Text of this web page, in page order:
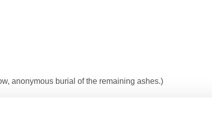
anonymous burial of the remaining ashes.)